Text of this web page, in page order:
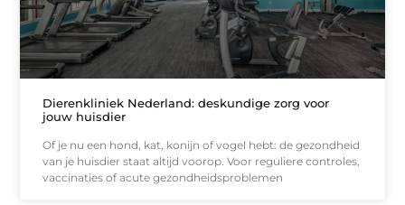
Dierenkliniek Nederland: deskundige zorg voor
jouw huisdier
Of je nu een hond, kat, konijn of vogel hebt: de gezondheid
van je huisdier staat altijd voorop. Voor reguliere controles,
vaccinaties of acute gezondheidsproblemen